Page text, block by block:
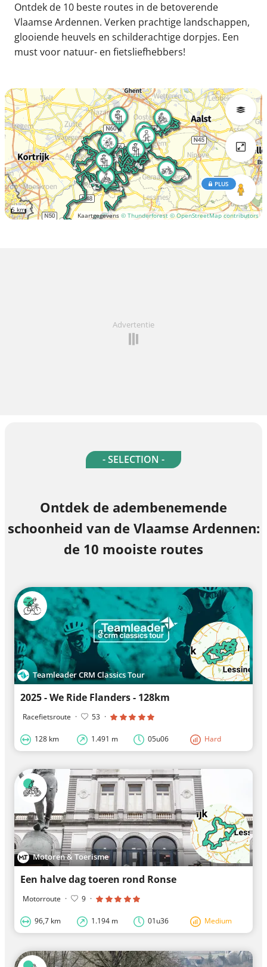
Ontdek de 10 beste routes in de betoverende
Vlaamse Ardennen. Verken prachtige landschappen,
glooiende heuvels en schilderachtige dorpjes. Een
must voor natuur- en fietsliefhebbers!
Kaartgegevens © Thunderforest © OpenStreetMap contributors
PLUS
5 km
Advertentie
- SELECTION -
Ontdek de adembenemende
schoonheid van de Vlaamse Ardennen:
de 10 mooiste routes
Teamleader CRM Classics Tour
2025 - We Ride Flanders - 128km
Racefietsroute · 53 ·
128 km 1.491 m 05u06 Hard
Motoren & Toerisme
Een halve dag toeren rond Ronse
Motorroute · 9 ·
96,7 km 1.194 m 01u36 Medium